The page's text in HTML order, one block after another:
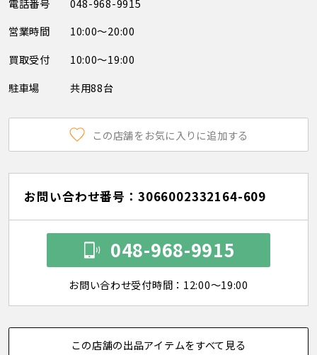
営業時間
10:00～20:00
買取受付
10:00～19:00
駐車場
共用88台
この店舗をお気に入りに追加する
お問い合わせ番号：3066002332164-609
048-968-9915
お問い合わせ受付時間：12:00～19:00
この店舗の出品アイテムをすべて見る